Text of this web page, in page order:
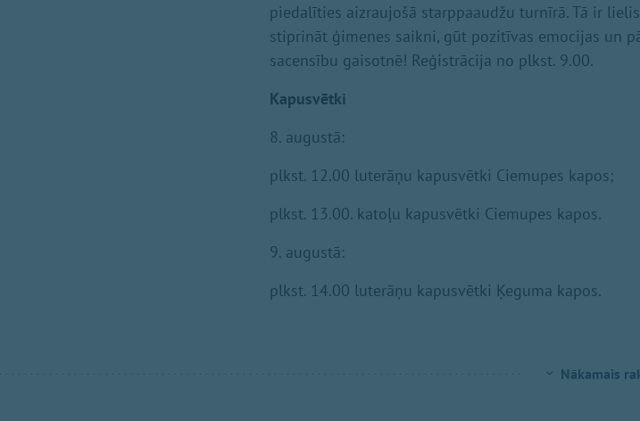
piedalīties aizraujošā starppaaudžu turnīrā. Tā ir
stiprināt ģimenes saikni, gūt pozitīvas emocijas un
sacensību gaisotnē! Reģistrācija no plkst. 9.00.
Kapusvētki
8. augustā:
plkst. 12.00 luterāņu kapusvētki Ciemupes kapos;
plkst. 13.00. katoļu kapusvētki Ciemupes kapos.
9. augustā:
plkst. 14.00 luterāņu kapusvētki Ķeguma kapos.
Nākamais